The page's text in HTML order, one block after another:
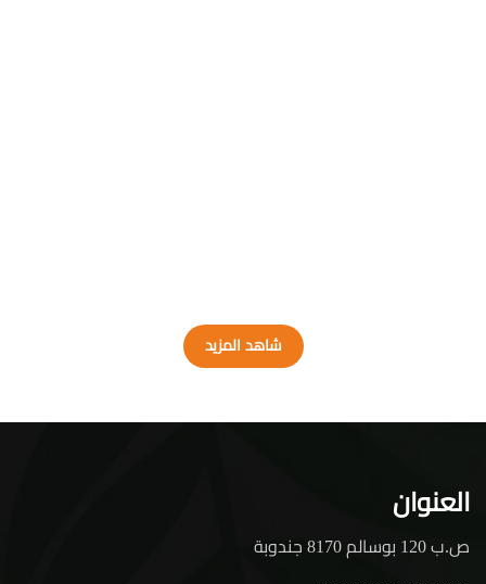
شاهد المزيد
العنوان
ص.ب 120 بوسالم 8170 جندوبة